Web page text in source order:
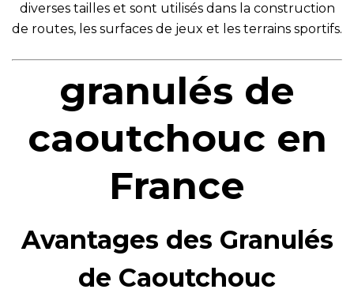
diverses tailles et sont utilisés dans la construction
de routes, les surfaces de jeux et les terrains sportifs.
granulés de
caoutchouc en
France
Avantages des Granulés
de Caoutchouc